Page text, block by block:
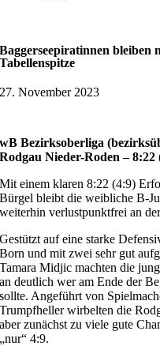
Baggerseepiratinnen bleiben
Tabellenspitze
27. November 2023
wB Bezirksoberliga
Rodgau Nieder-Roden – 8:22
Mit einem klaren 8:22 (4:9)
Bürgel bleibt die weibliche B-
weiterhin verlustpunktfrei an
Gestützt auf eine starke
Born und mit zwei sehr gut
Tamara Midjic machten die
an deutlich wer am Ende der
sollte. Angeführt von
Trumpfheller wirbelten die
aber zunächst zu viele gute
„nur“ 4:9.